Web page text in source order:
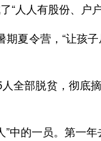
人人有股份、户户
夏令营，“让孩
全部脱贫，彻底
中的一员。第一